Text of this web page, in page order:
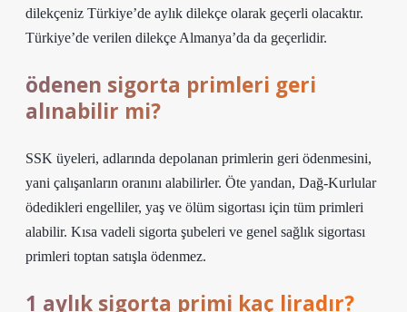
dilekçeniz Türkiye’de aylık dilekçe olarak geçerli olacaktır.
Türkiye’de verilen dilekçe Almanya’da da geçerlidir.
ödenen sigorta primleri geri
alınabilir mi?
SSK üyeleri, adlarında depolanan primlerin geri ödenmesini,
yani çalışanların oranını alabilirler. Öte yandan, Dağ-Kurlular
ödedikleri engelliler, yaş ve ölüm sigortası için tüm primleri
alabilir. Kısa vadeli sigorta şubeleri ve genel sağlık sigortası
primleri toptan satışla ödenmez.
1 aylık sigorta primi kaç liradır?